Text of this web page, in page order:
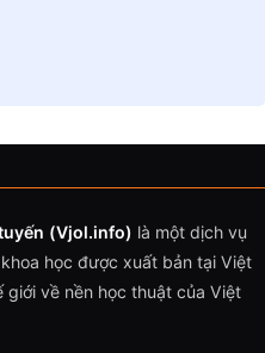
(Vjol.info) là một dịch vụ
học được xuất bản tại Việt
giới về nền học thuật của Việt